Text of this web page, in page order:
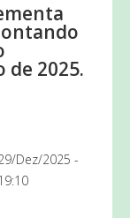
2025.
Dez/2025 -